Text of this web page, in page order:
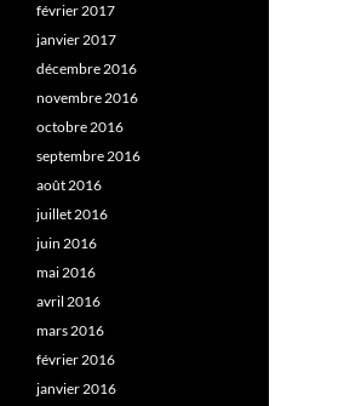
février 2017
janvier 2017
décembre 2016
novembre 2016
octobre 2016
septembre 2016
août 2016
juillet 2016
juin 2016
mai 2016
avril 2016
mars 2016
février 2016
janvier 2016